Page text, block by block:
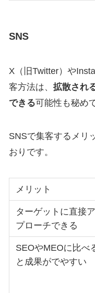
SNS
X（旧Twitter）や
客方法は、 拡散され
できる可能性も秘め
SNSで集客するメリ
おりです。
メリット
ターゲットに直接ア
プローチできる
SEOやMEOに比べ
と成果がでやすい